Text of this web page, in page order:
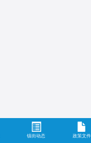
镇街动态 政策文件